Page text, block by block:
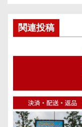
ナ
ビ
ー
シ
関連投稿